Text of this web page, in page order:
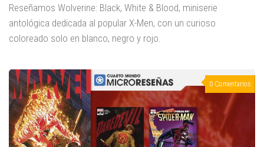
Reseñamos Wolverine: Black, White & Blood, miniserie
antológica dedicada al popular X-Men, con un curioso
coloreado solo en blanco, negro y rojo.
0 Comentarios